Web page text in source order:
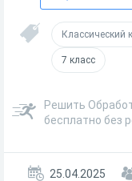
Классический
7 класс
Решить
бесплатно без
25.04.2025